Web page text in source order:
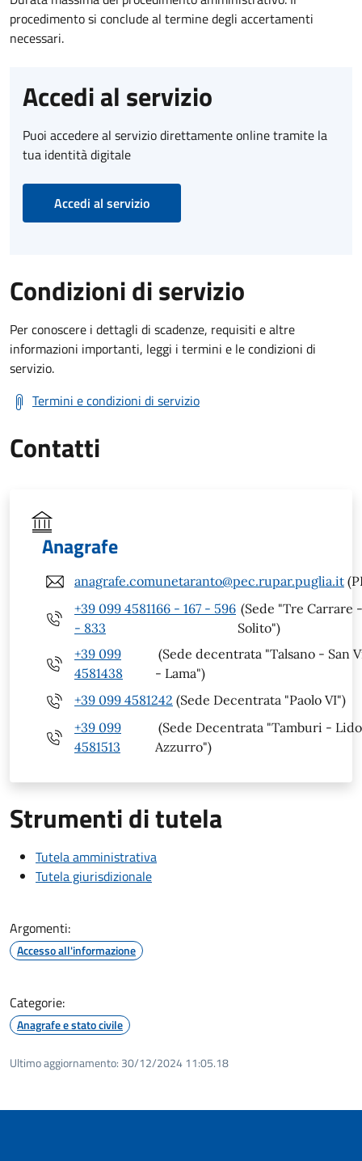
procedimento si conclude al termine degli accertamenti
necessari.
Accedi al servizio
Puoi accedere al servizio direttamente online tramite la
tua identità digitale
Accedi al servizio
Condizioni di servizio
Per conoscere i dettagli di scadenze, requisiti e altre
informazioni importanti, leggi i termini e le condizioni di
servizio.
Termini e condizioni di servizio
Contatti
Anagrafe
anagrafe.comunetaranto@pec.rupar.puglia.it
+39 099 4581166 - 167 - 596
- 833
(Sede "Tre Carrare
Solito")
+39 099
4581438
(Sede decentrata "Talsano - San
- Lama")
+39 099 4581242 (Sede Decentrata "Paolo VI")
+39 099
4581513
(Sede Decentrata "Tamburi - Lido
Azzurro")
Strumenti di tutela
Tutela amministrativa
Tutela giurisdizionale
Argomenti:
Accesso all'informazione
Categorie:
Anagrafe e stato civile
Ultimo aggiornamento: 30/12/2024 11:05.18